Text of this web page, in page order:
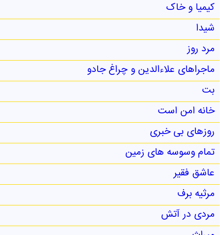
کیمیا و خاک
شیدا
مرد روز
ماجراهای علاءالدین و چراغ جادو
بت
خانه امن است
روزهای بی خبری
تمام وسوسه های زمین
عاشق فقیر
مرثیه برف
مردی در آتش